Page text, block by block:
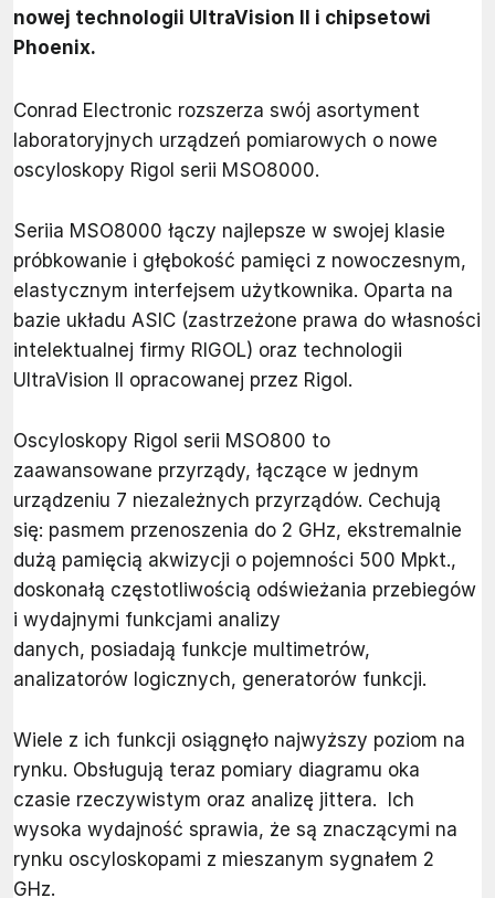
nowej technologii UltraVision II i chipsetowi
Phoenix.
Conrad Electronic rozszerza swój asortyment
laboratoryjnych urządzeń pomiarowych o nowe
oscyloskopy Rigol serii MSO8000.
Seriia MSO8000 łączy najlepsze w swojej klasie
próbkowanie i głębokość pamięci z nowoczesnym,
elastycznym interfejsem użytkownika. Oparta na
bazie układu ASIC (zastrzeżone prawa do własności
intelektualnej firmy RIGOL) oraz technologii
UltraVision II opracowanej przez Rigol.
Oscyloskopy Rigol serii MSO800 to
zaawansowane przyrządy, łączące w jednym
urządzeniu 7 niezależnych przyrządów. Cechują
się: pasmem przenoszenia do 2 GHz, ekstremalnie
dużą pamięcią akwizycji o pojemności 500 Mpkt.,
doskonałą częstotliwością odświeżania przebiegów
i wydajnymi funkcjami analizy
danych, posiadają funkcje multimetrów,
analizatorów logicznych, generatorów funkcji.
Wiele z ich funkcji osiągnęło najwyższy poziom na
rynku. Obsługują teraz pomiary diagramu oka
czasie rzeczywistym oraz analizę jittera. Ich
wysoka wydajność sprawia, że są znaczącymi na
rynku oscyloskopami z mieszanym sygnałem 2
GHz.